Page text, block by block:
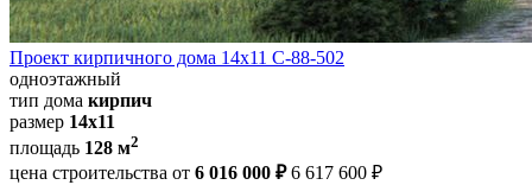
Проект кирпичного дома 14х11 С-88-502
одноэтажный
тип дома кирпич
размер 14х11
площадь 128 м2
цена строительства от 6 016 000 ₽ 6 617 600 ₽